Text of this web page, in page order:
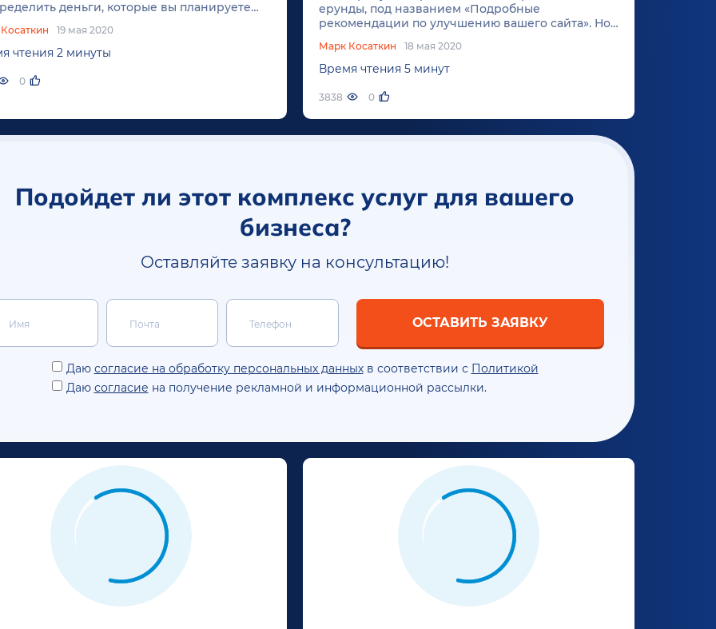
деньги, которые вы планируете
за одну сферу жизни. Таким образом,
потратите больше того, чем
19 мая 2020
чтения 2 минуты
0
ерунды, под названием «Подробные
рекомендации по улучшению вашего сайта». Но
стала читать до конца. Хорошо, что мне повезло,
и на одном из сайтов я увидела рекламу...
Марк Косаткин 18 мая 2020
Время чтения 5 минут
3838 0
Подойдет ли этот комплекс услуг для вашего
бизнеса?
Оставляйте заявку на консультацию!
ОСТАВИТЬ ЗАЯВКУ
Даю согласие на обработку персональных данныхв соответствии с Политикой
Даю согласие на получение рекламной и информационной рассылки.